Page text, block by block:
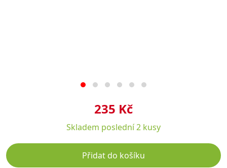
235 Kč
Skladem poslední 2 kusy
Přidat do košíku